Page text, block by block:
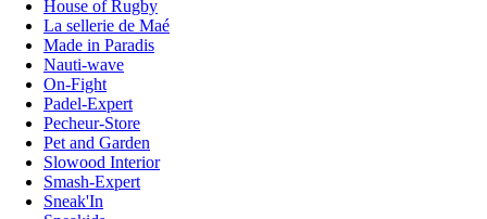
House of Rugby
La sellerie de Maé
Made in Paradis
Nauti-wave
On-Fight
Padel-Expert
Pecheur-Store
Pet and Garden
Slowood Interior
Smash-Expert
Sneak'In